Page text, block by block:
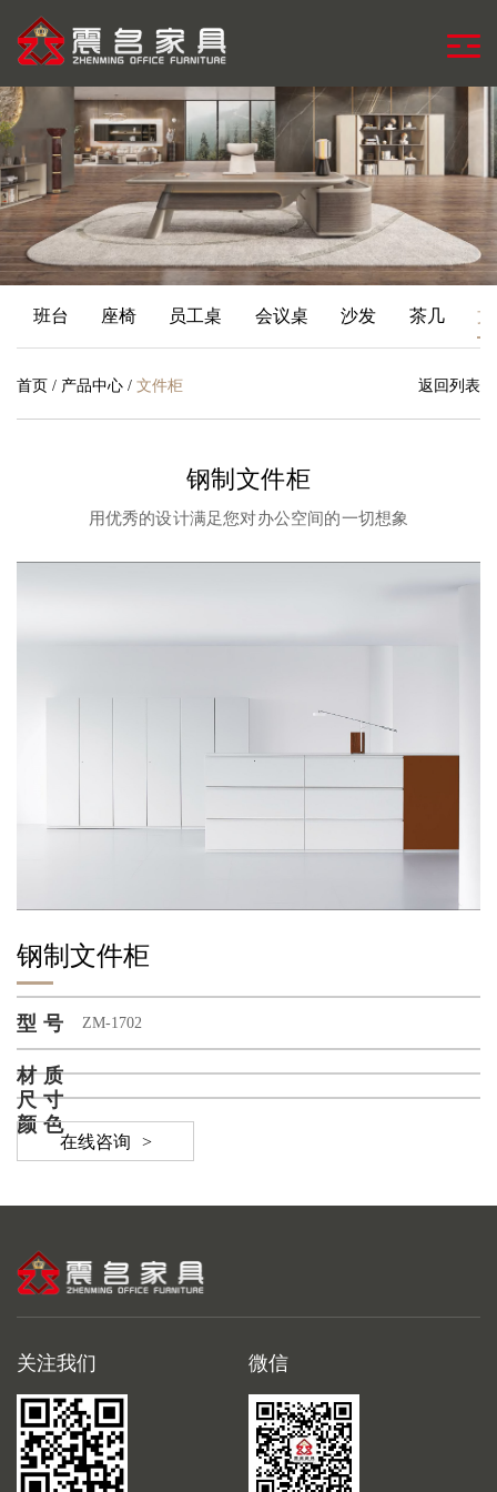
班台 座椅 员工桌 会议桌 沙发 茶几
首页 / 产品中心 / 文件柜 返回列表
钢制文件柜
用优秀的设计满足您对办公空间的一切想象
钢制文件柜
型号 ZM-1702
材质
尺寸
颜色
在线咨询 >
关注我们 微信